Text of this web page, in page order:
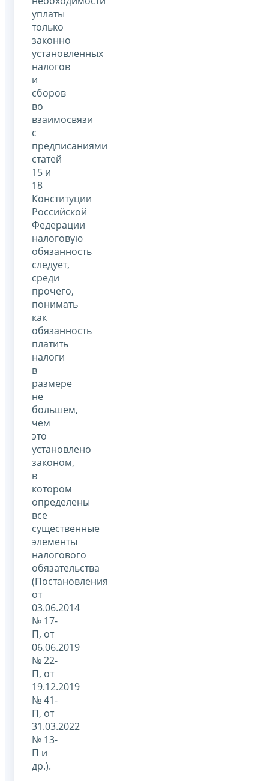
уплаты
только
законно
установленных
налогов
и
сборов
во
взаимосвязи
с
предписаниями
статей
15 и
18
Конституции
Российской
Федерации
налоговую
обязанность
следует,
среди
прочего,
понимать
как
обязанность
платить
налоги
в
размере
не
большем,
чем
это
установлено
законом,
в
котором
определены
все
существенные
элементы
налогового
обязательства
(Постановления
от
03.06.2014
№ 17-
П, от
06.06.2019
№ 22-
П, от
19.12.2019
№ 41-
П, от
31.03.2022
№ 13-
П и
др.).